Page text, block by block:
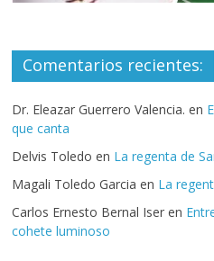
Comentarios recientes:
Dr. Eleazar Guerrero Valencia. en
que canta
Delvis Toledo en La regenta de
Magali Toledo Garcia en La
Carlos Ernesto Bernal Iser en
cohete luminoso